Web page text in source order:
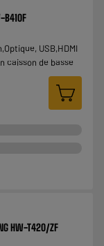
B410F
USB,HDMI
caisson de basse
HW-T420/ZF